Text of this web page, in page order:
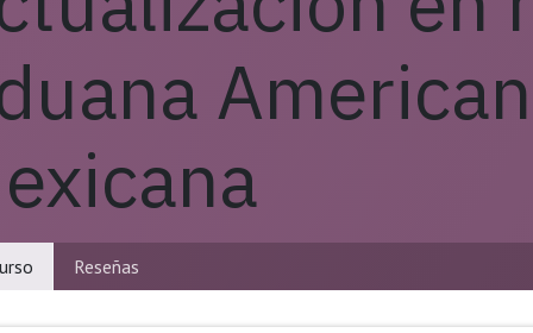
Reseñas